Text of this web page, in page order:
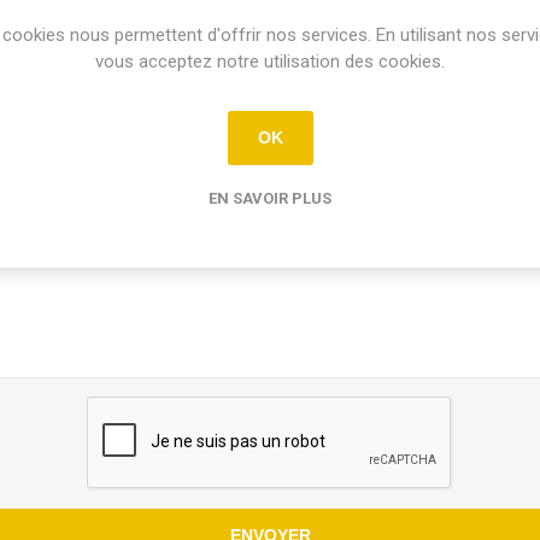
ENVOYER
nous permettent d'offrir nos services. En utilisant nos
vous acceptez notre utilisation des cookies.
OK
EN SAVOIR PLUS